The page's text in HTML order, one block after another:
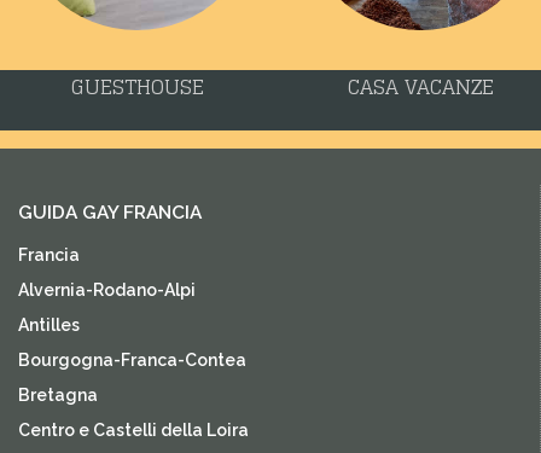
GUESTHOUSE CASA VACANZE
GUIDA GAY FRANCIA
Francia
Alvernia-Rodano-Alpi
Antilles
Bourgogna-Franca-Contea
Bretagna
Centro e Castelli della Loira